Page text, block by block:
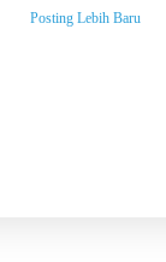
Posting Lebih Baru